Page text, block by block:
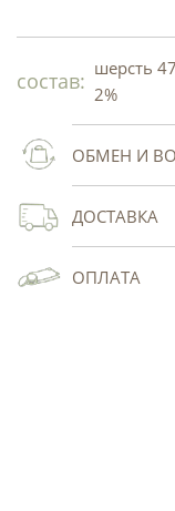
состав: шерсть
2%
ОБМЕН И
ДОСТАВКА
ОПЛАТА